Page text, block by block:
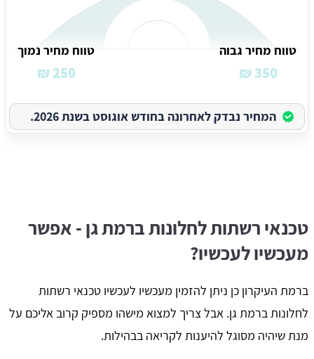
טווח מחיר גבוה
350 ₪
טווח מחיר נמוך
250 ₪
המחיר נבדק לאחרונה בחודש אוגוסט בשנת 2026.
טכנאי רשתות לחלונות ברמת גן - אפשר
מעכשיו לעכשיו?
ברמת העיקרון כן ניתן להזמין מעכשיו לעכשיו טכנאי רשתות
לחלונות ברמת גן. אבל צריך למצוא מישהו מספיק קרוב אליכם על
מנת שיהיה מסוגל להיענות לקריאה בבהילות.